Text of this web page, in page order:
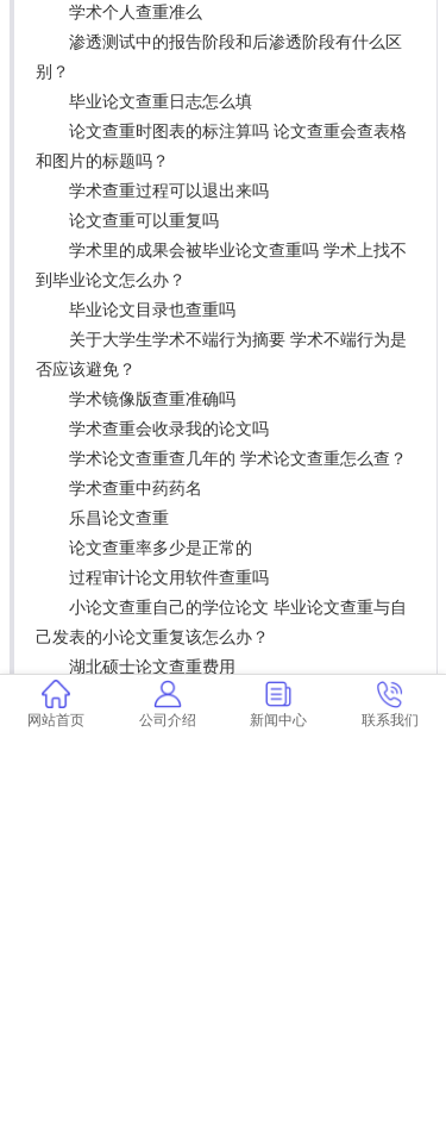
学术个人查重准么
渗透测试中的报告阶段和后渗透阶段有什么区
别？
毕业论文查重日志怎么填
论文查重时图表的标注算吗 论文查重会查表格
和图片的标题吗？
学术查重过程可以退出来吗
论文查重可以重复吗
学术里的成果会被毕业论文查重吗 学术上找不
到毕业论文怎么办？
毕业论文目录也查重吗
关于大学生学术不端行为摘要 学术不端行为是
否应该避免？
学术镜像版查重准确吗
学术查重会收录我的论文吗
学术论文查重查几年的 学术论文查重怎么查？
学术查重中药药名
乐昌论文查重
论文查重率多少是正常的
过程审计论文用软件查重吗
小论文查重自己的学位论文 毕业论文查重与自
己发表的小论文重复该怎么办？
湖北硕士论文查重费用
谁弄的论文查重 论文查重到底是怎么查的？
毕业论文学术查重会跟往届的 学术查重会查到
网站首页 公司介绍 新闻中心 联系我们